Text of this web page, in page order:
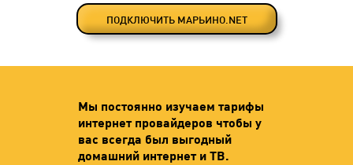
ПОДКЛЮЧИТЬ МАРЬИНО.NET
Мы постоянно изучаем тарифы
интернет провайдеров чтобы у
вас всегда был выгодный
домашний интернет и ТВ.